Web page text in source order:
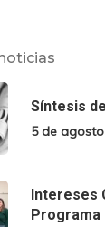
Síntesis
5 de
Intereses
Programa